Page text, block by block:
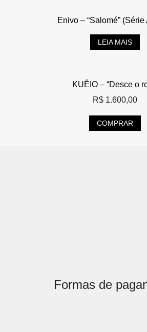
Enivo – “Salomé” (Série
LEIA MAIS
KUÊIO – “Desce o
R$1.600,00
COMPRAR
Formas de